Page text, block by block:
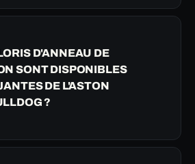
D'ANNEAU DE
SONT DISPONIBLES
DE L'ASTON
?